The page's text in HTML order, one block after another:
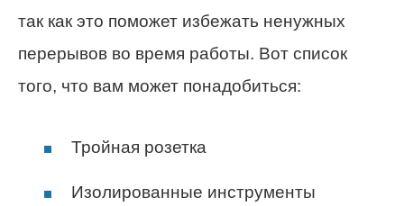
так как это поможет избежать ненужных
перерывов во время работы. Вот список
того, что вам может понадобиться:
Тройная розетка
Изолированные инструменты